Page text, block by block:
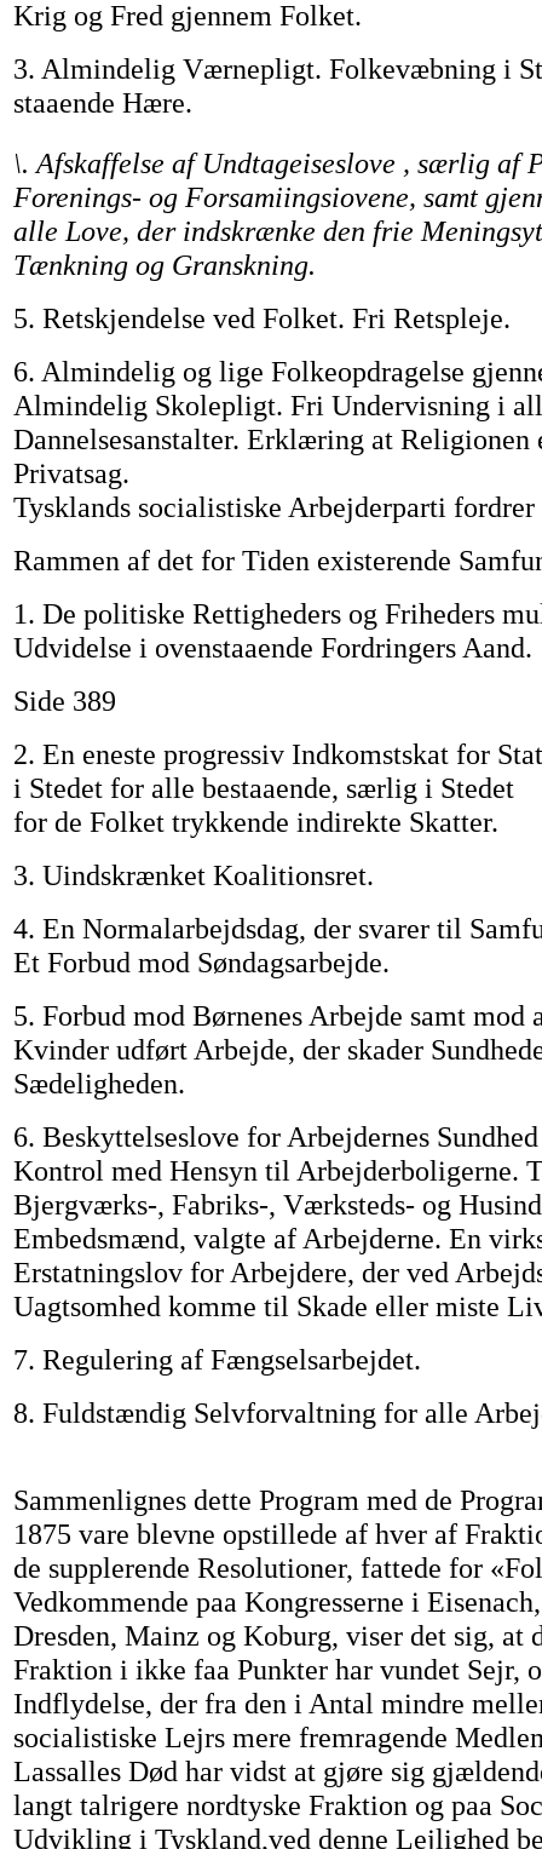
Krig og Fred gjennem Folket.
3. Almindelig Værnepligt. Folkevæbning i
staaende Hære.
\. Afskaffelse af Undtageiseslove , særlig af
Forenings- og Forsamiingsiovene, samt
alle Love, der indskrænke den frie
Tænkning og Granskning.
5. Retskjendelse ved Folket. Fri Retspleje.
6. Almindelig og lige Folkeopdragelse
Almindelig Skolepligt. Fri Undervisning i
Dannelsesanstalter. Erklæring at Religionen
Privatsag.
Tysklands socialistiske Arbejderparti
Rammen af det for Tiden existerende
1. De politiske Rettigheders og Friheders
Udvidelse i ovenstaaende Fordringers Aand.
Side 389
2. En eneste progressiv Indkomstskat for
i Stedet for alle bestaaende, særlig i Stedet
for de Folket trykkende indirekte Skatter.
3. Uindskrænket Koalitionsret.
4. En Normalarbejdsdag, der svarer til
Et Forbud mod Søndagsarbejde.
5. Forbud mod Børnenes Arbejde samt mod
Kvinder udført Arbejde, der skader
Sædeligheden.
6. Beskyttelseslove for Arbejdernes
Kontrol med Hensyn til Arbejderboligerne.
Bjergværks-, Fabriks-, Værksteds- og
Embedsmænd, valgte af Arbejderne. En
Erstatningslov for Arbejdere, der ved
Uagtsomhed komme til Skade eller miste
7. Regulering af Fængselsarbejdet.
8. Fuldstændig Selvforvaltning for alle
Sammenlignes dette Program med de
1875 vare blevne opstillede af hver af
de supplerende Resolutioner, fattede for
Vedkommende paa Kongresserne i
Dresden, Mainz og Koburg, viser det sig, at
Fraktion i ikke faa Punkter har vundet Sejr,
Indflydelse, der fra den i Antal mindre
socialistiske Lejrs mere fremragende
Lassalles Død har vidst at gjøre sig
langt talrigere nordtyske Fraktion og paa
Udvikling i Tyskland,ved denne Lejlighed